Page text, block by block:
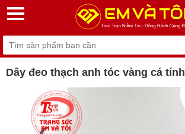
Dây đeo thạch anh tóc vàng cá tính